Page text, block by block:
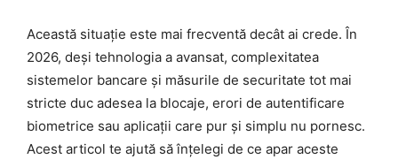
Această situație este mai frecventă decât ai crede. În
2026, deși tehnologia a avansat, complexitatea
sistemelor bancare și măsurile de securitate tot mai
stricte duc adesea la blocaje, erori de autentificare
biometrice sau aplicații care pur și simplu nu pornesc.
Acest articol te ajută să înțelegi de ce apar aceste